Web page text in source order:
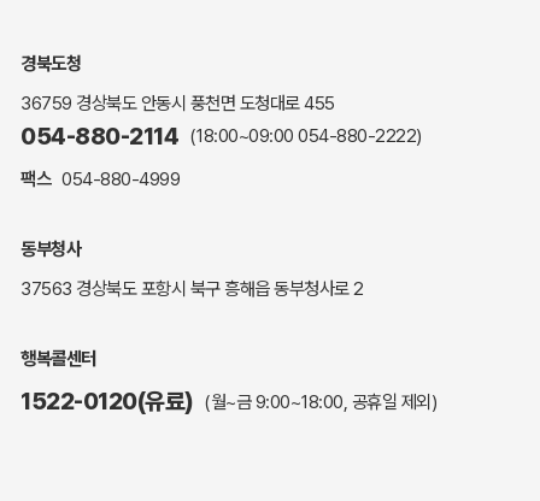
해명·설명자료
자주하는 질문
복지신문고
세입세출예산서
업무추진비 공개
주민참여예산제도
경북도청
36759 경상북도 안동시 풍천면 도청대로 455
054-880-2114 (18:00~09:00 054-880-2222)
팩스 054-880-4999
동부청사
37563 경상북도 포항시 북구 흥해읍 동부청사로 2
행복콜센터
1522-0120(유료) (월~금 9:00~18:00, 공휴일 제외)